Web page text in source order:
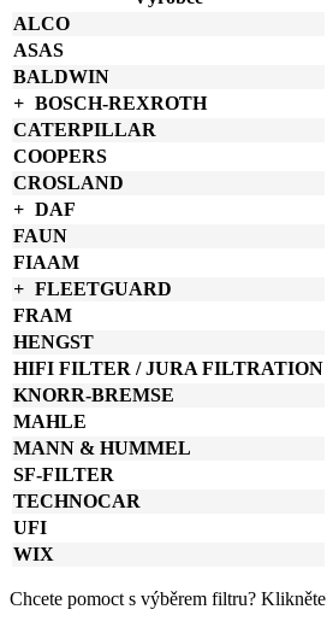
okruhu
šroubovací
množství
ALCO
ASAS
BALDWIN
BOSCH-REXROTH
CATERPILLAR
COOPERS
CROSLAND
DAF
FAUN
FIAAM
FLEETGUARD
FRAM
HENGST
HIFI FILTER / JURA FILTRATION
KNORR-BREMSE
MAHLE
MANN & HUMMEL
SF-FILTER
TECHNOCAR
UFI
WIX
Chcete pomoct s výběrem filtru? Klikněte